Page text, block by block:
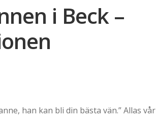
i Beck –
han kan bli din bästa vän.” Allas vår